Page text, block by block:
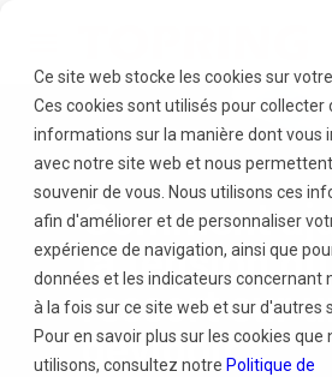
Ce site web stocke les cookies sur
Ces cookies sont utilisés pour collecter
informations sur la manière dont vous
avec notre site web et nous
souvenir de vous. Nous utilisons ces
afin d'améliorer et de personnaliser
expérience de navigation, ainsi que
données et les indicateurs concernant
à la fois sur ce site web et sur d'autres
Pour en savoir plus sur les cookies que
utilisons, consultez notre Politique de
Comment
la tension du
ressort sur
dévidoir